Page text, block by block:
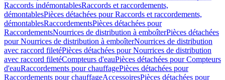
Raccords indémontablesRaccords et raccordements,
démontablesPièces détachées pour Raccords et raccordements,
démontablesRaccordementsPièces détachées pour
RaccordementsNourrices de distribution à emboîterPièces détachées
pour Nourrices de distribution à emboîterNourrices de distribution
avec raccord filetéPièces détachées pour Nourrices de distribution
avec raccord filetéCompteurs d'eauPièces détachées pour Compteurs
d'eauRaccordements pour chauffagePièces détachées pour
Raccordements pour chauffageAccessoiresPièces détachées pour